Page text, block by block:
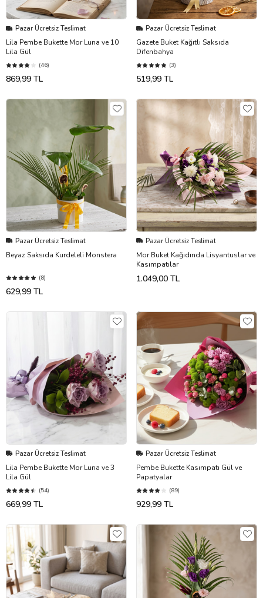
Pazar Ücretsiz Teslimat
Lila Pembe Bukette Mor Luna ve 10
Lila Gül
(46)
869,99 TL
Pazar Ücretsiz Teslimat
Gazete Buket Kağıtlı Saksıda
Difenbahya
(3)
519,99 TL
Pazar Ücretsiz Teslimat
Beyaz Saksıda Kurdeleli Monstera
(8)
629,99 TL
Pazar Ücretsiz Teslimat
Mor Buket Kağıdında Lisyantuslar ve
Kasımpatılar
1.049,00 TL
Pazar Ücretsiz Teslimat
Lila Pembe Bukette Mor Luna ve 3
Lila Gül
(54)
669,99 TL
Pazar Ücretsiz Teslimat
Pembe Bukette Kasımpatı Gül ve
Papatyalar
(89)
929,99 TL